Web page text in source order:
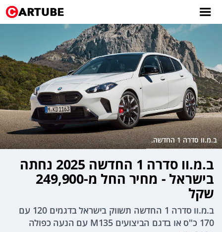
ב.מ.וו סדרה 1 החדשה.
ב.מ.וו סדרה 1 החדשה 2025 נחתה
בישראל - מחיר החל מ-249,900
שקל
ב.מ.וו סדרה 1 החדשה תשווק בישראל בדגמים 120 עם
170 כ"ס או בדגם הביצועים M135 עם הנעה כפולה